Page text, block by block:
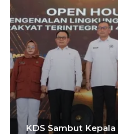
KDS Sambut